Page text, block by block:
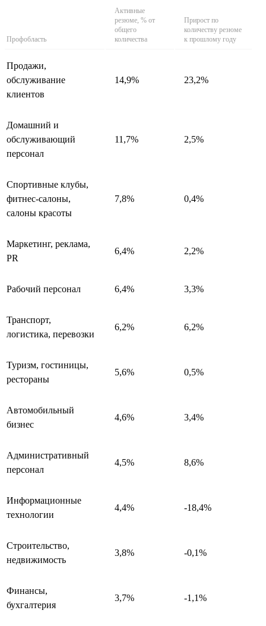
Профобласть
Активные
резюме, % от
общего
количества
Прирост по
количеству резюме
к прошлому году
Продажи,
обслуживание
клиентов
14,9% 23,2%
Домашний и
обслуживающий
персонал
11,7% 2,5%
Спортивные клубы,
фитнес-салоны,
салоны красоты
7,8% 0,4%
Маркетинг, реклама,
PR
6,4% 2,2%
Рабочий персонал 6,4% 3,3%
Транспорт,
логистика, перевозки
6,2% 6,2%
Туризм, гостиницы,
рестораны
5,6% 0,5%
Автомобильный
бизнес
4,6% 3,4%
Административный
персонал
4,5% 8,6%
Информационные
технологии
4,4% -18,4%
Строительство,
недвижимость
3,8% -0,1%
Финансы,
бухгалтерия
3,7% -1,1%